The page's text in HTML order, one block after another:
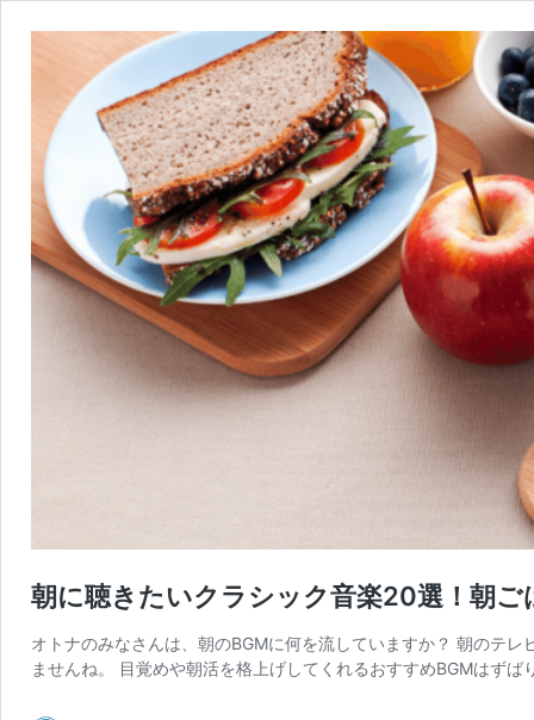
朝に聴きたいクラシック音楽20選！朝
オトナのみなさんは、朝のBGMに何を流していますか？ 朝のテ
ませんね。 目覚めや朝活を格上げしてくれるおすすめBGMはず